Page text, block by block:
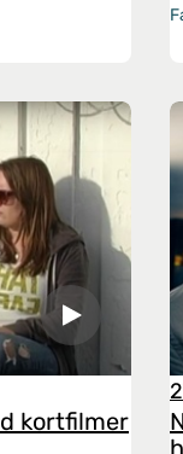
kortfilmer